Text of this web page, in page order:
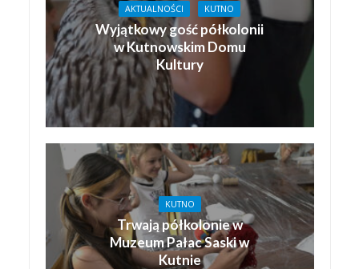
AKTUALNOŚCI KUTNO
Wyjątkowy gość półkolonii
w Kutnowskim Domu
Kultury
KUTNO
Trwają półkolonie w
Muzeum Pałac Saski w
Kutnie